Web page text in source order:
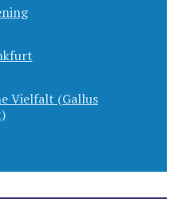
Vielfalt (Gallus